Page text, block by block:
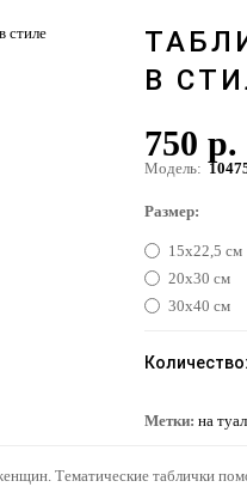
В
750 р.
Модель:
Размер:
15х22,5 см
20х30 см
30х40 см
Количество:
Метки: на
Тематические таблички